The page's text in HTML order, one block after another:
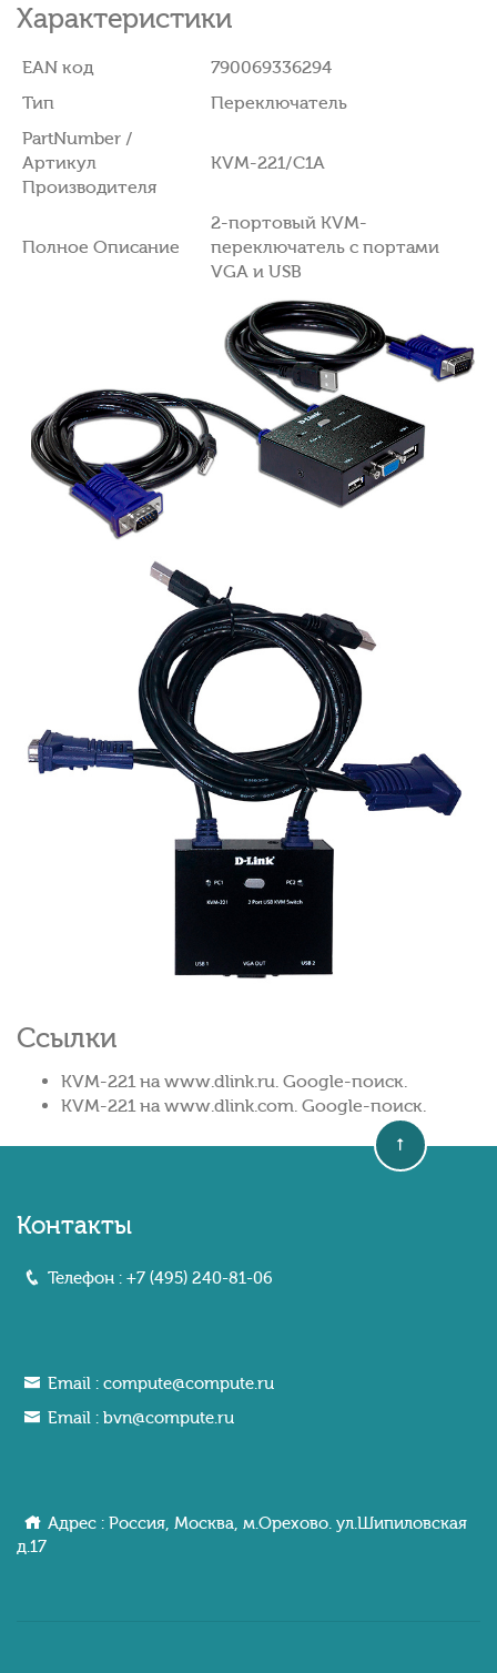
Характеристики
EAN код
790069336294
Тип
Переключатель
PartNumber /
Артикул
Производителя
KVM-221/C1A
Полное Описание
2-портовый KVM-
переключатель с портами
VGA и USB
Ссылки
KVM-221 на www.dlink.ru. Google-поиск.
KVM-221 на www.dlink.com. Google-поиск.
Контакты
Телефон : +7 (495) 240-81-06
Email : compute@compute.ru
Email : bvn@compute.ru
Адрес : Россия, Москва, м.Орехово. ул.Шипиловcкaя
д.17